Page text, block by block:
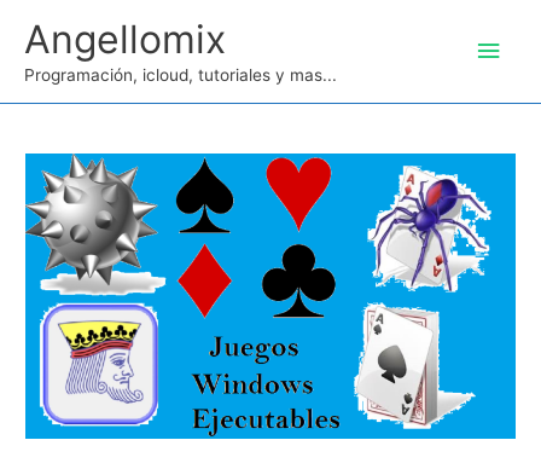
contenido
Angellomix
Programación, icloud, tutoriales y mas...